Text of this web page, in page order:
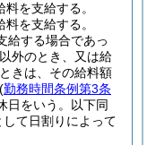
を支給する。
を支給する。
給する場合であっ
外のとき、又は給
きは、その給料額
(勤務時間条例第3条
日をいう。以下同
て日割りによって